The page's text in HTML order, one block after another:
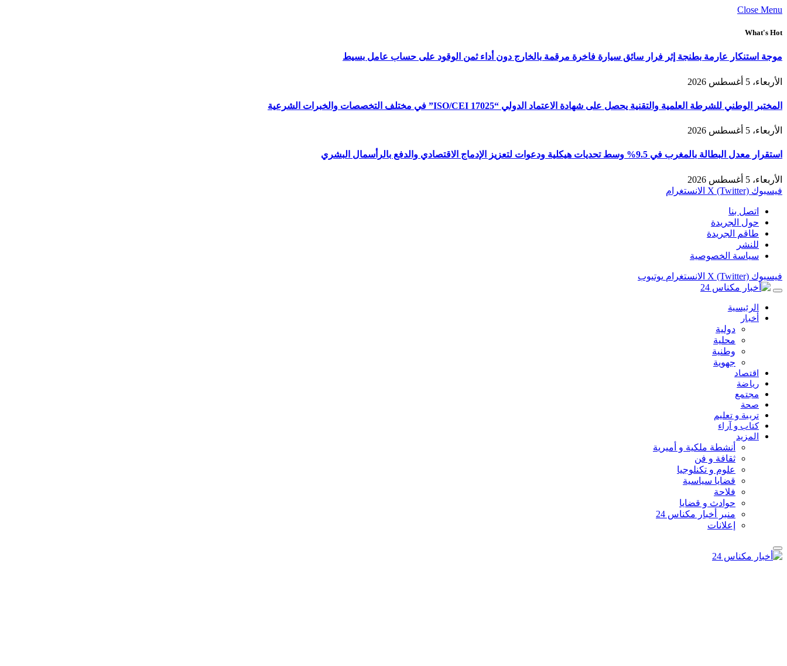
Close Menu
What's Hot
موجة استنكار عارمة بطنجة إثر فرار سائق سيارة فاخرة مرقمة بالخارج دون أداء ثمن الوقود على حساب عامل بسيط
الأربعاء، 5 أغسطس 2026
المختبر الوطني للشرطة العلمية والتقنية يحصل على شهادة الاعتماد الدولي “ISO/CEI 17025” في مختلف التخصصات والخبرات الشرعية
الأربعاء، 5 أغسطس 2026
استقرار معدل البطالة بالمغرب في 9.5% وسط تحديات هيكلية ودعوات لتعزيز الإدماج الاقتصادي والدفع بالرأسمال البشري
الأربعاء، 5 أغسطس 2026
فيسبوك X (Twitter) الانستغرام
اتصل بنا
حول الجريدة
طاقم الجريدة
للنشر
سياسة الخصوصية
فيسبوك X (Twitter) الانستغرام يوتيوب
الرئيسية
أخبار
دولية
محلية
وطنية
جهوية
اقتصاد
رياضة
مجتمع
صحة
تربية و تعليم
كتاب و آراء
المزيد
أنشطة ملكية و أميرية
ثقافة و فن
علوم و تكنلوجيا
قضايا سياسية
فلاحة
حوادث و قضايا
منبر أخبار مكناس 24
إعلانات